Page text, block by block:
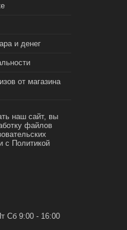
и денег
от магазина
наш сайт, вы
файлов
с Политикой
Сб 9:00 - 16:00